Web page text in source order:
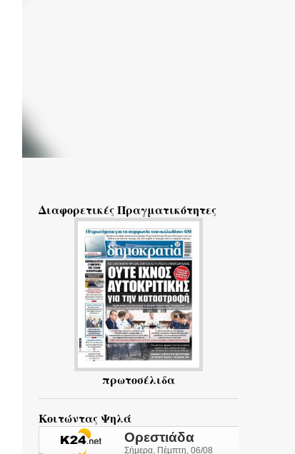
Διαφορετικές Πραγματικότητες
πρωτοσέλιδα
Κοιτώντας Ψηλά